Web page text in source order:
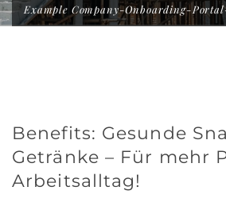
Example Company-Onboarding-
Benefits: Gesunde
Getränke – Für mehr
Arbeitsalltag!